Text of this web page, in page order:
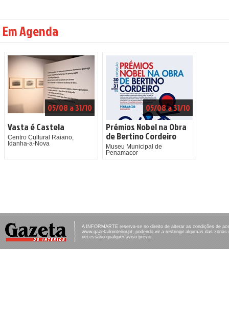
Em Agenda
05/08 a 31/10
Vasta é Castela
Centro Cultural Raiano,
Idanha-a-Nova
05/08 a 31/10
Prémios Nobel na Obra
de Bertino Cordeiro
Museu Municipal de
Penamacor
A INFORMARTE reserva-se no direito de alterar as condições de
www.gazetadointerior.pt, podendo vir a restringir algumas das
necessário qualquer aviso prévio.